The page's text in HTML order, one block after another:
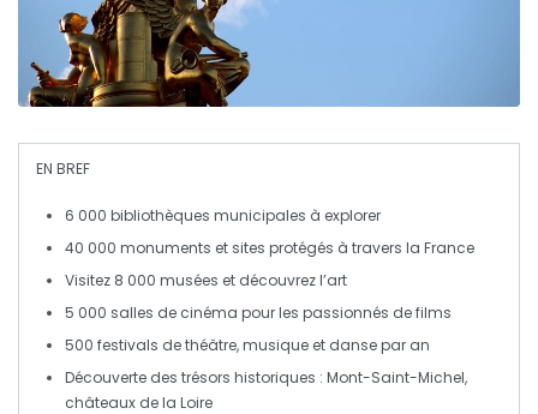
EN BREF
6 000 bibliothèques municipales à explorer
40 000 monuments et sites protégés à travers la France
Visitez 8 000 musées et découvrez l’art
5 000 salles de cinéma pour les passionnés de films
500 festivals de théâtre, musique et danse par an
Découverte des trésors historiques : Mont-Saint-Michel,
châteaux de la Loire